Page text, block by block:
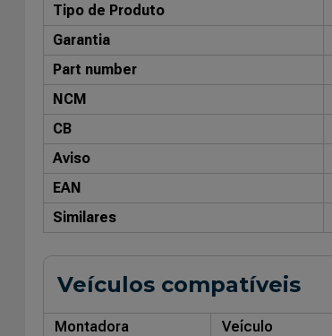
Tipo de Produto
Garantia
Part number
NCM
CB
Aviso
EAN
Similares
Veículos compatíveis
Montadora Veículo